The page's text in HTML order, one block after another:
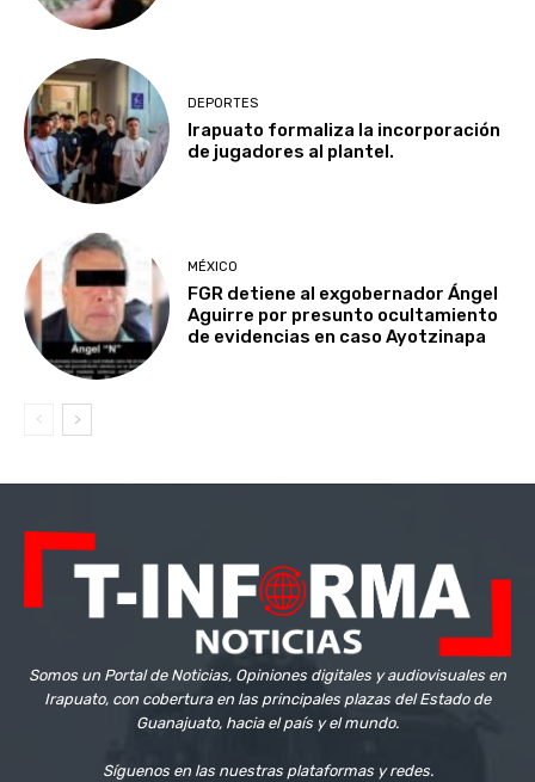
DEPORTES
Irapuato formaliza la incorporación
de jugadores al plantel.
MÉXICO
FGR detiene al exgobernador Ángel
Aguirre por presunto ocultamiento
de evidencias en caso Ayotzinapa
Somos un Portal de Noticias, Opiniones digitales y audiovisuales en
Irapuato, con cobertura en las principales plazas del Estado de
Guanajuato, hacia el país y el mundo.
Síguenos en las nuestras plataformas y redes.